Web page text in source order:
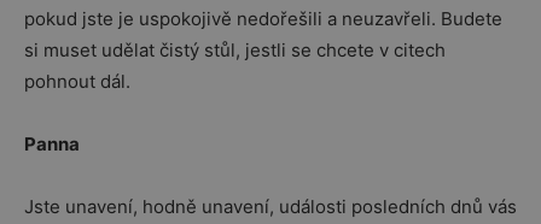
pokud jste je uspokojivě nedořešili a neuzavřeli. Budete
si muset udělat čistý stůl, jestli se chcete v citech
pohnout dál.
Panna
Jste unavení, hodně unavení, události posledních dnů vás